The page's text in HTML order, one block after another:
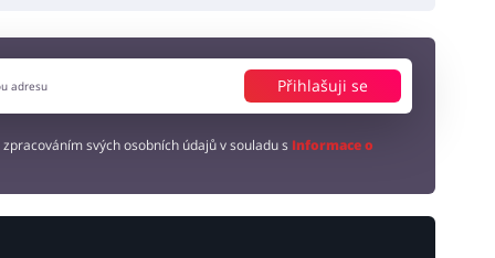
Přihlašuji se
svých osobních údajů v souladu s Informace o